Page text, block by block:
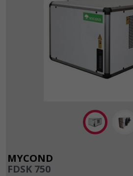
MYCOND
FDSK 750